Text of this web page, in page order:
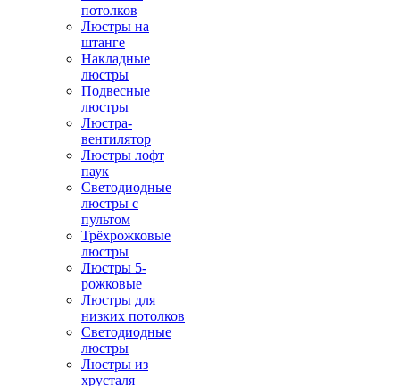
потолков
Люстры на
штанге
Накладные
люстры
Подвесные
люстры
Люстра-
вентилятор
Люстры лофт
паук
Светодиодные
люстры с
пультом
Трёхрожковые
люстры
Люстры 5-
рожковые
Люстры для
низких потолков
Cветодиодные
люстры
Люстры из
хрусталя